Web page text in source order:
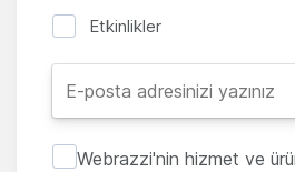
Etkinlikler
Webrazzi'nin hizmet ve